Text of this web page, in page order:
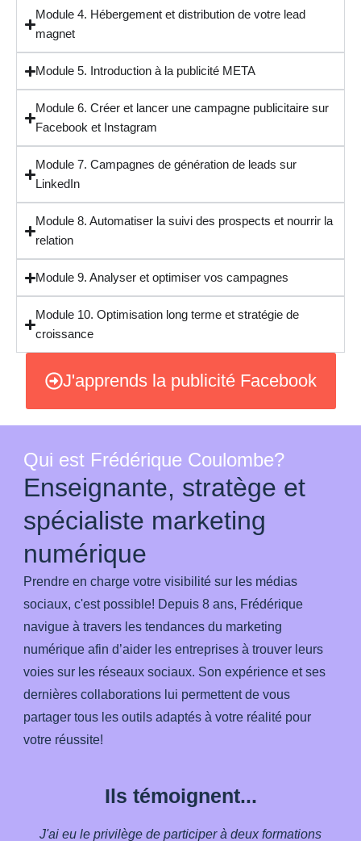
Module 4. Hébergement et distribution de votre lead
magnet
Module 5. Introduction à la publicité META
Module 6. Créer et lancer une campagne publicitaire sur
Facebook et Instagram
Module 7. Campagnes de génération de leads sur
LinkedIn
Module 8. Automatiser la suivi des prospects et nourrir la
relation
Module 9. Analyser et optimiser vos campagnes
Module 10. Optimisation long terme et stratégie de
croissance
J'apprends la publicité Facebook
Qui est Frédérique Coulombe?
Enseignante, stratège et
spécialiste marketing
numérique
Prendre en charge votre visibilité sur les médias
sociaux, c'est possible! Depuis 8 ans, Frédérique
navigue à travers les tendances du marketing
numérique afin d’aider les entreprises à trouver leurs
voies sur les réseaux sociaux. Son expérience et ses
dernières collaborations lui permettent de vous
partager tous les outils adaptés à votre réalité pour
votre réussite!
Ils témoignent...
J'ai eu le privilège de participer à deux formations